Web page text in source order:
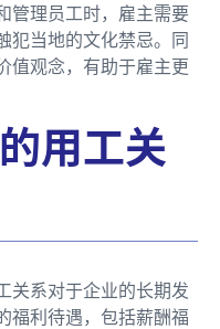
管理员工时，雇主需要
犯当地的文化禁忌。同
值观念，有助于雇主更
用工关
关系对于企业的长期发
福利待遇，包括薪酬福